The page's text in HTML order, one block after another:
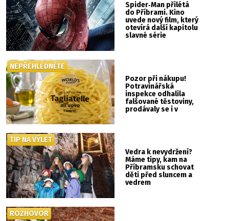
Spider‑Man přilétá
do Příbrami. Kino
uvede nový film, který
otevírá další kapitolu
slavné série
Pozor při nákupu!
Potravinářská
inspekce odhalila
falšované těstoviny,
prodávaly se i v
NEPŘEHLÉDNĚTE
Vedra k nevydržení?
Máme tipy, kam na
Příbramsku schovat
děti před sluncem a
vedrem
TIP NA VÝLET
ROZHOVOR